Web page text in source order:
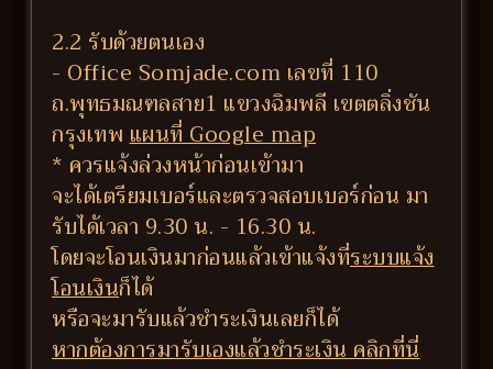
2.2 รับด้วยตนเอง
- Office Somjade.com เลขที่ 110
ถ.พุทธมณฑลสาย1 แขวงฉิมพลี เขตตลิ่งชัน
กรุงเทพแผนที่ Google map
* ควรแจ้งล่วงหน้าก่อนเข้ามา
จะได้เตรียมเบอร์และตรวจสอบเบอร์ก่อน มา
รับได้เวลา 9.30 น. - 16.30 น.
โดยจะโอนเงินมาก่อนแล้วเข้าแจ้งที่ระบบแจ้ง
โอนเงินก็ได้
หรือจะมารับแล้วชำระเงินเลยก็ได้
หากต้องการมารับเองแล้วชำระเงิน คลิกที่นี่